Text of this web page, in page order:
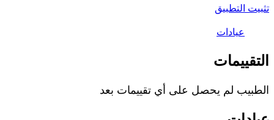
تثبيت التطبيق
عيادات
التقييمات
الطبيب لم يحصل على أي تقييمات بعد